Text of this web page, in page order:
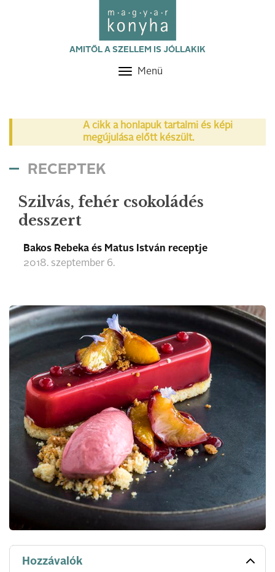
AMITŐL A SZELLEM IS JÓLLAKIK
Toggle
Menü
A cikk a honlapuk tartalmi és képi
megújulása előtt készült.
RECEPTEK
Szilvás, fehér csokoládés
desszert
Bakos Rebeka és Matus István receptje
2018. szeptember 6.
Hozzávalók